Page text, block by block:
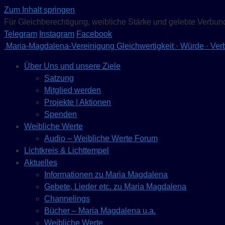
Zum Inhalt springen
Für Gleichberechtigung, weibliche Stärke und gelebte
Telegram Instagram Facebook
Maria-Magdalena-Vereinigung Gleichwertigkeit · Würde ·
Über Uns und unsere Ziele
Satzung
Mitglied werden
Projekte | Aktionen
Spenden
Weibliche Werte
Audio – Weibliche Werte Forum
Lichtkreis & Lichttempel
Aktuelles
Informationen zu Maria Magdalena
Gebete, Lieder etc. zu Maria Magdalena
Channelings
Bücher – Maria Magdalena u.a.
Weibliche Werte